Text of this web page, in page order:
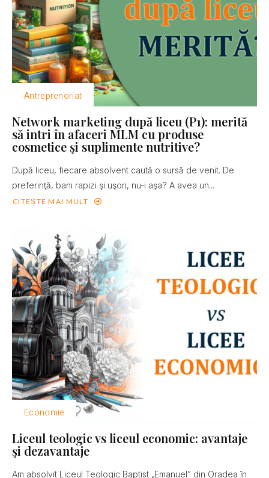
Antreprenoriat
Network marketing după liceu (P1): merită
să intri în afaceri MLM cu produse
cosmetice şi suplimente nutritive?
După liceu, fiecare absolvent caută o sursă de venit. De
preferinţă, bani rapizi şi uşori, nu-i aşa? A avea un...
CITEȘTE MAI MULT
Economie
Liceul teologic vs liceul economic: avantaje
şi dezavantaje
Am absolvit Liceul Teologic Baptist „Emanuel” din Oradea în